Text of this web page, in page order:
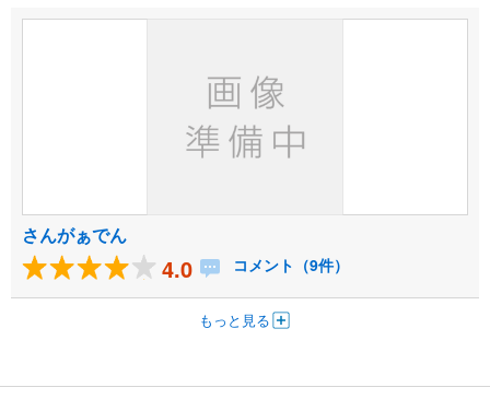
さんがぁでん
4.0 コメント（9件）
もっと見る